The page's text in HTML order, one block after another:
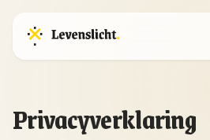
Privacyverklaring